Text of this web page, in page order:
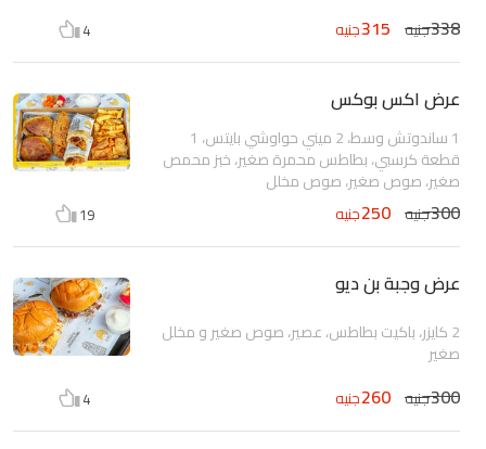
338جنيه 315جنيه 4
عرض اكس بوكس
1 ساندوتش وسط، 2 ميني حواوشي بايتس، 1
قطعة كرسبي، بطاطس محمرة صغير، خبز محمص
صغير، صوص صغير، صوص مخلل
300جنيه 250جنيه 19
عرض وجبة بن ديو
2 كايزر، باكيت بطاطس، عصير، صوص صغير و مخلل
صغير
300جنيه 260جنيه 4